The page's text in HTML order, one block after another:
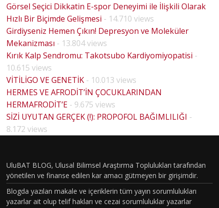
Görsel Seçici Dikkatin E-spor Deneyimi ile İlişkili Olarak
Hızlı Bir Biçimde Gelişmesi - 14.710 views
Girdiyseniz Hemen Çıkın! Depresyon ve Moleküler
Mekanizması - 13.804 views
Kırık Kalp Sendromu: Takotsubo Kardiyomiyopatisi -
10.615 views
VİTİLİGO VE GENETİK - 10.013 views
HERMES VE AFRODİT’İN ÇOCUKLARINDAN
HERMAFRODİT’E - 9.675 views
SİZİ UYUTAN GERÇEK (!): PROPOFOL BAĞIMLILIĞI -
8.172 views
UluBAT BLOG, Ulusal Bilimsel Araştırma Toplulukları tarafından
yönetilen ve finanse edilen kar amacı gütmeyen bir girişimdir.
Blogda yazılan makale ve içeriklerin tüm yayın sorumlulukları
yazarlar ait olup telif hakları ve cezai sorumluluklar yazarlar